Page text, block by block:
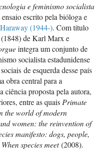
e feminismo­ socialista
escrito pela bióloga e
(1944-). Com título
(1848) de Karl Marx e
integra um conjunto de
socialista estadunidense
de esquerda desse país
obra central para a
ciência proposta pela autora,
entre as quais Primate
the world of modern
women: the reinvention of
manifesto: dogs, people,
When species meet(2008).